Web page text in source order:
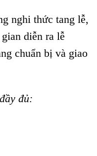
nghi thức tang lễ,
diễn ra lễ
chuẩn bị và giao
đủ: